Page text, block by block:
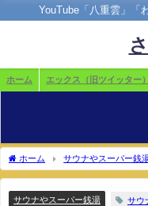
YouTube「八重雲」「
ホーム エックス（旧ツイッター
ホーム サウナやスーパー銭
サウナやスーパー銭湯 サウ